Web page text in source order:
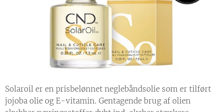
Solaroil er en prisbelønnet neglebåndsolie som er tilført
jojoba olie og E-vitamin. Gentagende brug af olien